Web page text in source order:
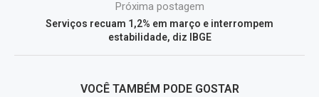
Próxima postagem
Serviços recuam 1,2% em março e interrompem
estabilidade, diz IBGE
VOCÊ TAMBÉM PODE GOSTAR